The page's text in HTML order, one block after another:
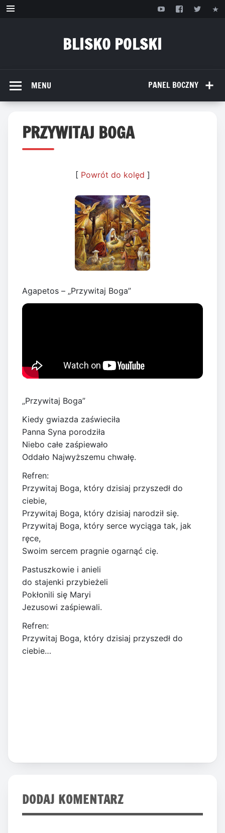
Przejdź
BLISKO POLSKI
PANEL BOCZNY
MENU
PRZYWITAJ BOGA
[ Powrót do kolęd ]
Agapetos – „Przywitaj Boga”
„Przywitaj Boga”
Kiedy gwiazda zaświeciła
Panna Syna porodziła
Niebo całe zaśpiewało
Oddało Najwyższemu chwałę.
Refren:
Przywitaj Boga, który dzisiaj przyszedł do
ciebie,
Przywitaj Boga, który dzisiaj narodził się.
Przywitaj Boga, który serce wyciąga tak, jak
ręce,
Swoim sercem pragnie ogarnąć cię.
Pastuszkowie i anieli
do stajenki przybieżeli
Pokłonili się Maryi
Jezusowi zaśpiewali.
Refren:
Przywitaj Boga, który dzisiaj przyszedł do
ciebie…
DODAJ KOMENTARZ